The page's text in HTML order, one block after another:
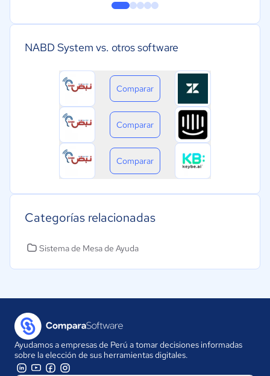
NABD System vs. otros software
Comparar
Comparar
Comparar
Categorías relacionadas
Sistema de Mesa de Ayuda
Ayudamos a empresas de Perú a tomar decisiones informadas
sobre la elección de sus herramientas digitales.